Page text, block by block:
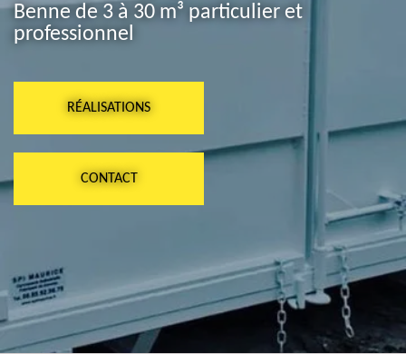
Benne de 3 à 30 m³ particulier et
professionnel
RÉALISATIONS
CONTACT